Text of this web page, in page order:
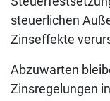
steuerlichen
Zinseffekte
Abzuwarten
Zinsregelungen